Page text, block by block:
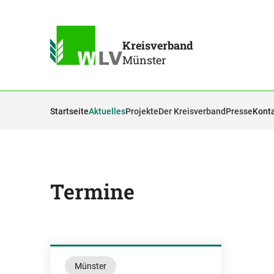
Kreisverband
Münster
StartseiteAktuellesProjekteDer KreisverbandPresse
Termine
Münster